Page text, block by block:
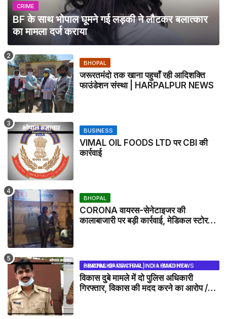
CRIME
BF के साथ भोपाल घूमने गई लड़की ने लौटकर बलात्कार
का मामला दर्ज कराया
BHOPAL
जरूरतमंदो तक खाना पहुचाँ रही आदिशक्ति
फाउंडेशन संस्था | HARPALPUR NEWS
BUSINESS
VIMAL OIL FOODS LTD पर CBI की
कार्रवाई
BHOPAL
CORONA वायरस-सेनेटाइजर की
कालाबाजारी पर बड़ी कार्रवाई, मेडिकल स्टोर
BHOPAL SAMACHAR | NO 1 HINDI NEWS PORTAL OF CENTRAL INDIA (MADHYA PRADESH)
विकास दुबे मामले में दो पुलिस अधिकारी
गिरफ्तार, विकास की मदद करने का आरोप /